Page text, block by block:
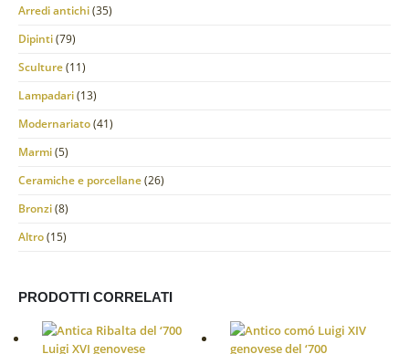
Arredi antichi(35)
Dipinti(79)
Sculture(11)
Lampadari(13)
Modernariato(41)
Marmi(5)
Ceramiche e porcellane(26)
Bronzi(8)
Altro(15)
PRODOTTI CORRELATI